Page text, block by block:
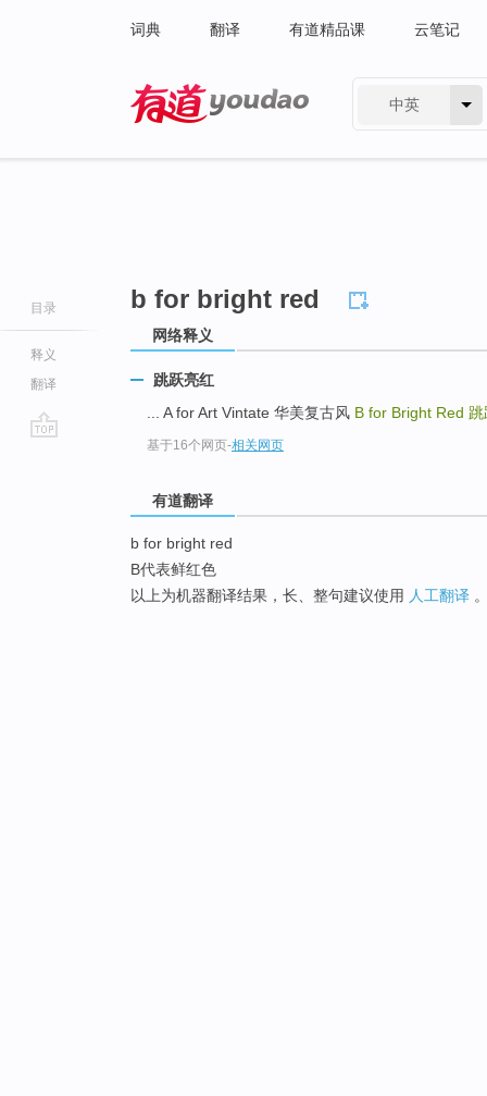
词典 翻译 有道精品课 云笔记
中英
目录
释义
翻译
b for bright red
网络释义
跳跃亮红
... A for Art Vintate 华美复古风 B for Bright Red
基于16个网页-相关网页
有道翻译
b for bright red
B代表鲜红色
以上为机器翻译结果，长、整句建议使用 人工翻译